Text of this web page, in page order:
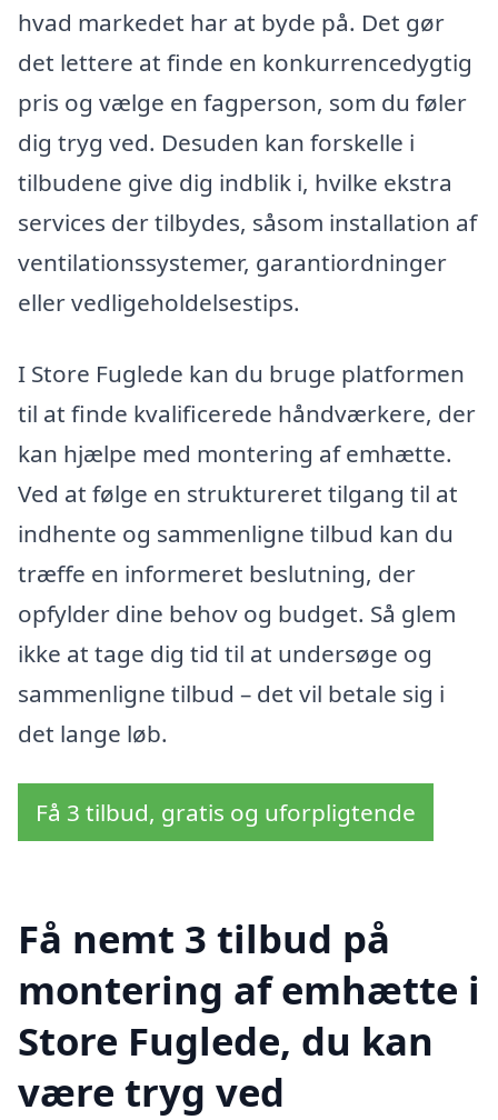
hvad markedet har at byde på. Det gør
det lettere at finde en konkurrencedygtig
pris og vælge en fagperson, som du føler
dig tryg ved. Desuden kan forskelle i
tilbudene give dig indblik i, hvilke ekstra
services der tilbydes, såsom installation af
ventilationssystemer, garantiordninger
eller vedligeholdelsestips.
I Store Fuglede kan du bruge platformen
til at finde kvalificerede håndværkere, der
kan hjælpe med montering af emhætte.
Ved at følge en struktureret tilgang til at
indhente og sammenligne tilbud kan du
træffe en informeret beslutning, der
opfylder dine behov og budget. Så glem
ikke at tage dig tid til at undersøge og
sammenligne tilbud – det vil betale sig i
det lange løb.
Få 3 tilbud, gratis og uforpligtende
Få nemt 3 tilbud på
montering af emhætte i
Store Fuglede, du kan
være tryg ved